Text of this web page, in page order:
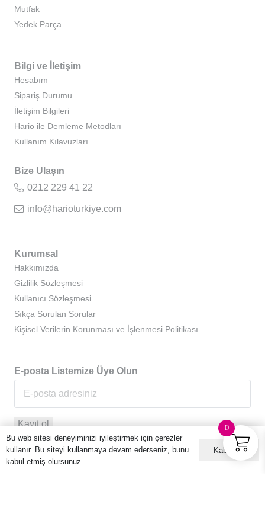
Mutfak
Yedek Parça
Bilgi ve İletişim
Hesabım
Sipariş Durumu
İletişim Bilgileri
Hario ile Demleme Metodları
Kullanım Kılavuzları
Bize Ulaşın
0212 229 41 22
info@harioturkiye.com
Kurumsal
Hakkımızda
Gizlilik Sözleşmesi
Kullanıcı Sözleşmesi
Sıkça Sorulan Sorular
Kişisel Verilerin Korunması ve İşlenmesi Politikası
E-posta Listemize Üye Olun
0
Bu web sitesi deneyiminizi iyileştirmek için çerezler
kullanır. Bu siteyi kullanmaya devam ederseniz, bunu
kabul etmiş olursunuz.
Kabul ET